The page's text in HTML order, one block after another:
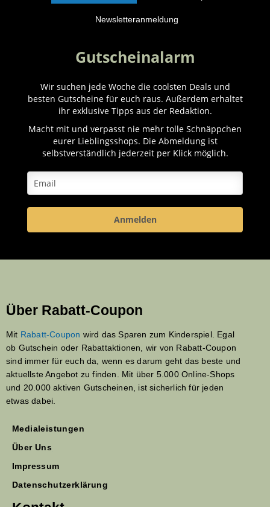
Newsletteranmeldung
Gutscheinalarm
Wir suchen jede Woche die coolsten Deals und
besten Gutscheine für euch raus. Außerdem erhaltet
ihr exklusive Tipps aus der Redaktion.
Macht mit und verpasst nie mehr tolle Schnäppchen
eurer Lieblingsshops. Die Abmeldung ist
selbstverständlich jederzeit per Klick möglich.
Anmelden
Über Rabatt-Coupon
Mit Rabatt-Coupon wird das Sparen zum Kinderspiel. Egal
ob Gutschein oder Rabattaktionen, wir von Rabatt-Coupon
sind immer für euch da, wenn es darum geht das beste und
aktuellste Angebot zu finden. Mit über 5.000 Online-Shops
und 20.000 aktiven Gutscheinen, ist sicherlich für jeden
etwas dabei.
Medialeistungen
Über Uns
Impressum
Datenschutzerklärung